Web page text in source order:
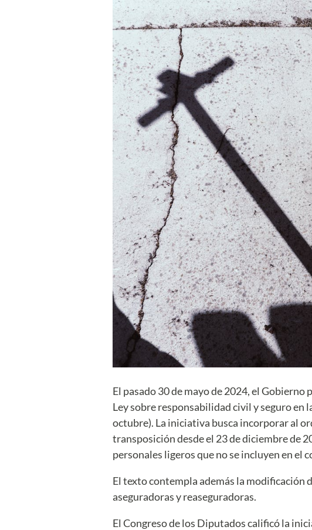
El pasado 30 de mayo de 2024, el
Ley sobre responsabilidad civil y seguro en
octubre). La iniciativa busca incorporar al
transposición desde el 23 de diciembre de
personales ligeros que no se incluyen en el
El texto contempla además la modificación
aseguradoras y reaseguradoras.
El Congreso de los Diputados calificó la